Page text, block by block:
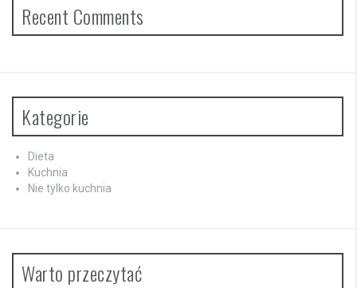
Recent Comments
Kategorie
Dieta
Kuchnia
Nie tylko kuchnia
Warto przeczytać